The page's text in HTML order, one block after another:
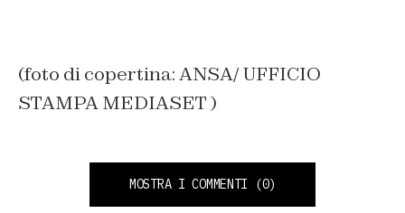
(foto di copertina: ANSA/ UFFICIO
STAMPA MEDIASET )
MOSTRA I COMMENTI (0)